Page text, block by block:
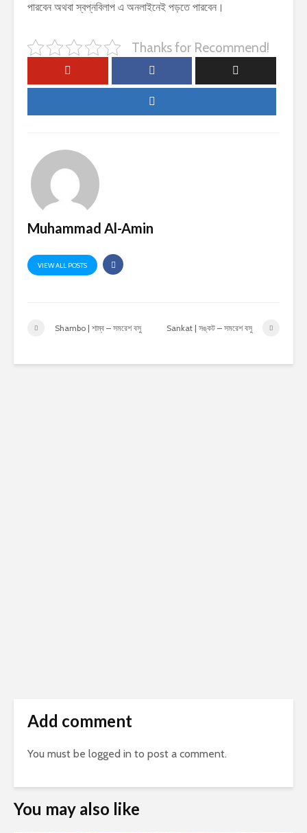
পারবেন অথবা স্বপ্নবিলাপ এ অনলাইনেই পড়তে পারবেন।
Thanks for Recommend!
Muhammad Al-Amin
VIEW ALL POSTS
Shambo | শাম্ব – সমরেশ বসু Sankat | সঙ্কট – সমরেশ বসু
Add comment
You must be logged in to post a comment.
You may also like